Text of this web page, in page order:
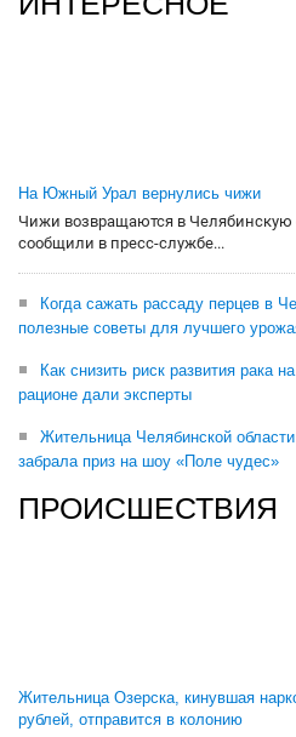
На Южный Урал вернулись чижи
Чижи возвращаются в Челябинскую
сообщили в пресс-службе...
Когда сажать рассаду перцев в
полезные советы для лучшего
Как снизить риск развития рака
рационе дали эксперты
Жительница Челябинской
забрала приз на шоу «Поле чудес»
ПРОИСШЕСТВИЯ
Жительница Озерска, кинувшая
рублей, отправится в колонию